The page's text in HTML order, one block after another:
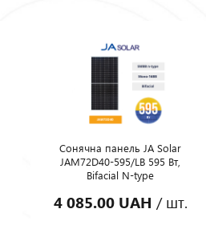
Сонячна панель JA Solar
JAM72D40-595/LB 595 Вт,
Bifacial N-type
4 085.00 UAH / шт.